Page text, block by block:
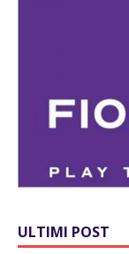
ULTIMI POST